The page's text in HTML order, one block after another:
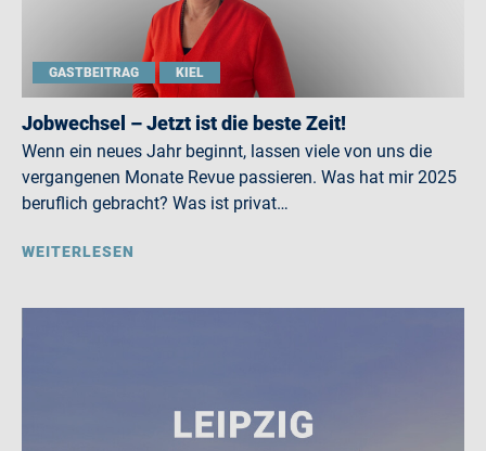
GASTBEITRAG KIEL
Jobwechsel – Jetzt ist die beste Zeit!
Wenn ein neues Jahr beginnt, lassen viele von uns die
vergangenen Monate Revue passieren. Was hat mir 2025
beruflich gebracht? Was ist privat…
WEITERLESEN